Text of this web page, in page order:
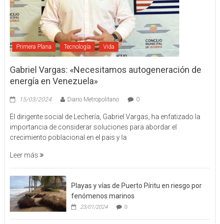
Primera Plana Tecnología Vida
Gabriel Vargas: «Necesitamos autogeneración de
energía en Venezuela»
15/03/2024 Diario Metropolitano 0
El dirigente social de Lechería, Gabriel Vargas, ha enfatizado la
importancia de considerar soluciones para abordar el
crecimiento poblacional en el pais y la
Leer más
Playas y vías de Puerto Píritu en riesgo por
fenómenos marinos
23/01/2024 0